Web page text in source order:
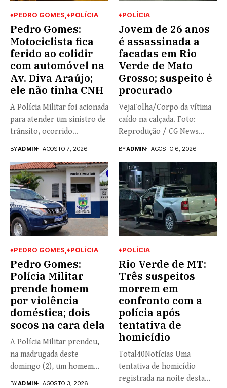
♦PEDRO GOMES ♦POLÍCIA
Pedro Gomes:
Motociclista fica
ferido ao colidir
com automóvel na
Av. Diva Araújo;
ele não tinha CNH
A Polícia Militar foi acionada
para atender um sinistro de
trânsito, ocorrido...
BYADMIN AGOSTO 7, 2026
♦POLÍCIA
Jovem de 26 anos
é assassinada a
facadas em Rio
Verde de Mato
Grosso; suspeito é
procurado
VejaFolha/Corpo da vítima
caído na calçada. Foto:
Reprodução / CG News
BYADMIN AGOSTO 6, 2026
♦PEDRO GOMES ♦POLÍCIA
Pedro Gomes:
Polícia Militar
prende homem
por violência
doméstica; dois
socos na cara dela
A Polícia Militar prendeu,
na madrugada deste
domingo (2), um homem
BYADMIN AGOSTO 3, 2026
♦POLÍCIA
Rio Verde de MT:
Três suspeitos
morrem em
confronto com a
polícia após
tentativa de
homicídio
Total40Notícias Uma
tentativa de homicídio
registrada na noite desta